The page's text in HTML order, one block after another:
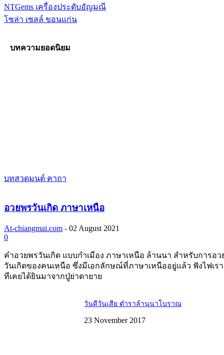
NTGems เครื่องประดับอัญมณี
โซล่า เซลล์ ขอนแก่น
บทความยอดนิยม
บทสวดมนต์ คาถา
อวยพรวันเกิด ภาษาเหนือ
At-chiangmai.com - 02 August 2021
0
คำอวยพรวันเกิด แบบกำเมือง ภาษาเหนือ ล้านนา สำหรับการอว
วันเกิดของคนเหนือ ซึ่งมีเอกลักษณ์ที่ภาษาเหนืออยู่แล้ว ฟังไฟเร
ทีเคยได้ยินมาจากปู่ย่าตายาย
วันดีวันเสีย ตำราล้านนาโบราณ
23 November 2017